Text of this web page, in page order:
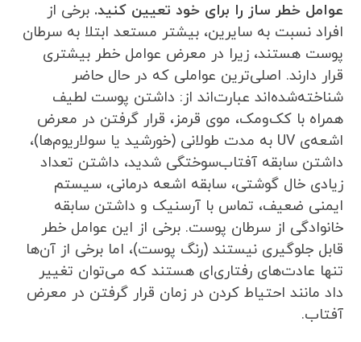
عوامل خطر ساز را برای خود تعیین کنید. برخی از
افراد نسبت به سایرین، بیشتر مستعد ابتلا به سرطان
پوست هستند، زیرا در معرض عوامل خطر بیشتری
قرار دارند. اصلی‌ترین عواملی که در حال حاضر
شناخته‌شده‌اند عبارت‌اند از: داشتن پوست لطیف
همراه با کک‌ومک، موی قرمز، قرار گرفتن در معرض
اشعه‌ی UV به مدت طولانی (خورشید یا سولاریوم‌ها)،
داشتن سابقه آفتاب‌سوختگی شدید، داشتن تعداد
زیادی خال گوشتی، سابقه اشعه درمانی، سیستم
ایمنی ضعیف، تماس با آرسنیک و داشتن سابقه
خانوادگی از سرطان پوست. برخی از این عوامل خطر
قابل جلوگیری نیستند (رنگ پوست)، اما برخی از آن‌ها
تنها عادت‌های رفتاری‌ای هستند که می‌توان تغییر
داد مانند احتیاط کردن در زمان قرار گرفتن در معرض
آفتاب.